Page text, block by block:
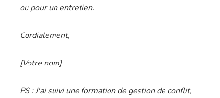
ou pour un entretien.
Cordialement,
[Votre nom]
PS : J'ai suivi une formation de gestion de conflit,